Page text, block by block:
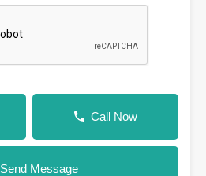
Call Now
Send Message